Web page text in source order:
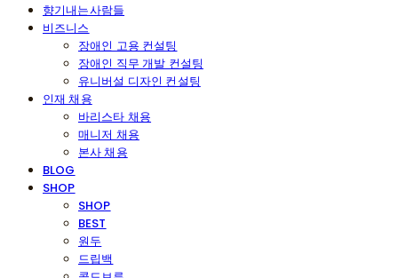
향기내는사람들
비즈니스
장애인 고용 컨설팅
장애인 직무 개발 컨설팅
유니버설 디자인 컨설팅
인재 채용
바리스타 채용
매니저 채용
본사 채용
BLOG
SHOP
SHOP
BEST
원두
드립백